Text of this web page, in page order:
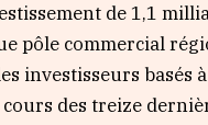
de 1,1
pôle commercial
investisseurs basés
des treize